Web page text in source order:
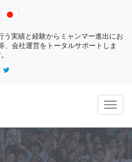
実績と経験からミャンマー進出にお
、会社運営をトータルサポートしま